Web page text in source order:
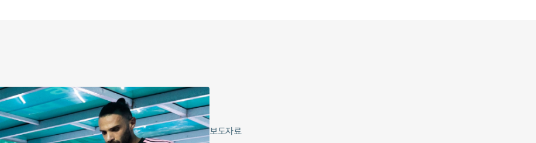
보도자료